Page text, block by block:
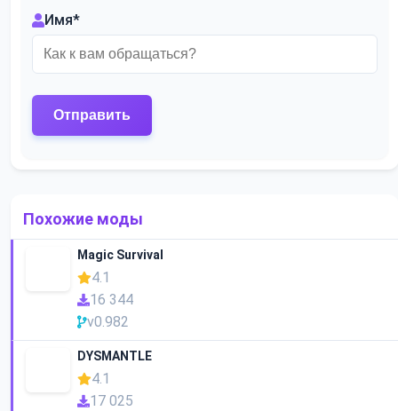
Имя*
Похожие моды
Magic Survival
4.1
16 344
v0.982
DYSMANTLE
4.1
17 025